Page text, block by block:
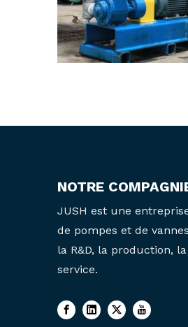
NOTRE
JUSH est une
de pompes et de
la R&D, la production,
service.